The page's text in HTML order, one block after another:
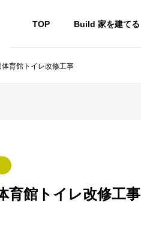
TOP Build 家を建てる
について
体育館トイレ改修工事
育館トイレ改修工事